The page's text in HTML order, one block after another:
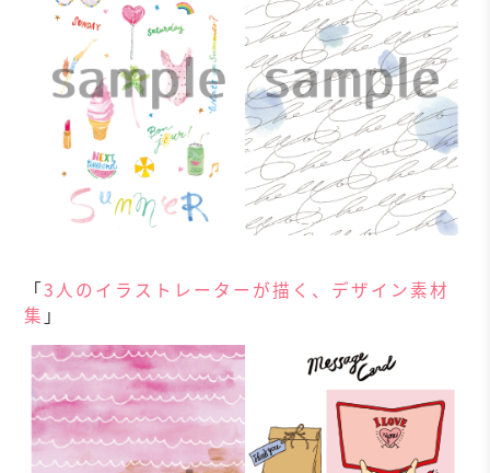
「3人のイラストレーターが描く、デザイン素材
集 」